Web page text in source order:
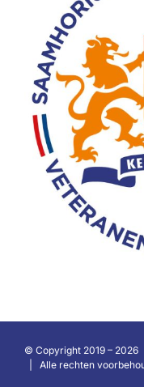
© Copyright 2019 – 2026
| Alle rechten